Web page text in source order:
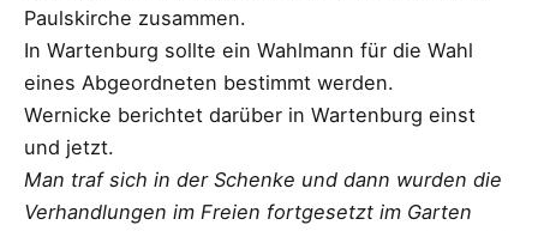
Paulskirche zusammen.
In Wartenburg sollte ein Wahlmann für die Wahl
eines Abgeordneten bestimmt werden.
Wernicke berichtet darüber in Wartenburg einst
und jetzt.
Man traf sich in der Schenke und dann wurden die
Verhandlungen im Freien fortgesetzt im Garten